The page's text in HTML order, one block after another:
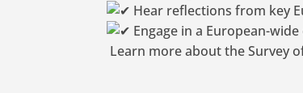
Hear reflections from key
Engage in a European-
Learn more about the Survey